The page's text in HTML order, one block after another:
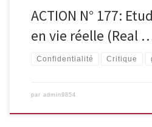
ACTION N° 177:
en vie réelle (Real
Confidentialité Critique
par admin9854